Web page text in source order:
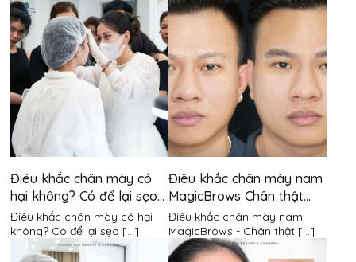
Điêu khắc chân mày có
hại không? Có để lại sẹo
không?
Điêu khắc chân mày có hại
không? Có để lại sẹo [...]
Điêu khắc chân mày nam
MagicBrows Chân thật
đến từng milimet
Điêu khắc chân mày nam
MagicBrows - Chân thật [...]